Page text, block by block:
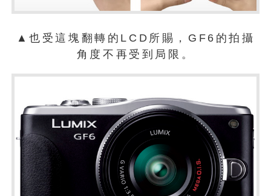
▲也受這塊翻轉的LCD所賜，GF6的拍攝
角度不再受到局限。